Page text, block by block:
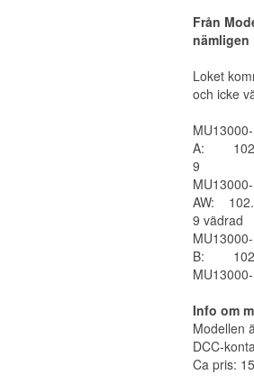
Från
nämligen
Loket
och icke
MU13000-
A:
9
MU13000-
AW:
9 vädrad
MU13000-
B:
Info om
Modellen
DCC-
Ca pris: